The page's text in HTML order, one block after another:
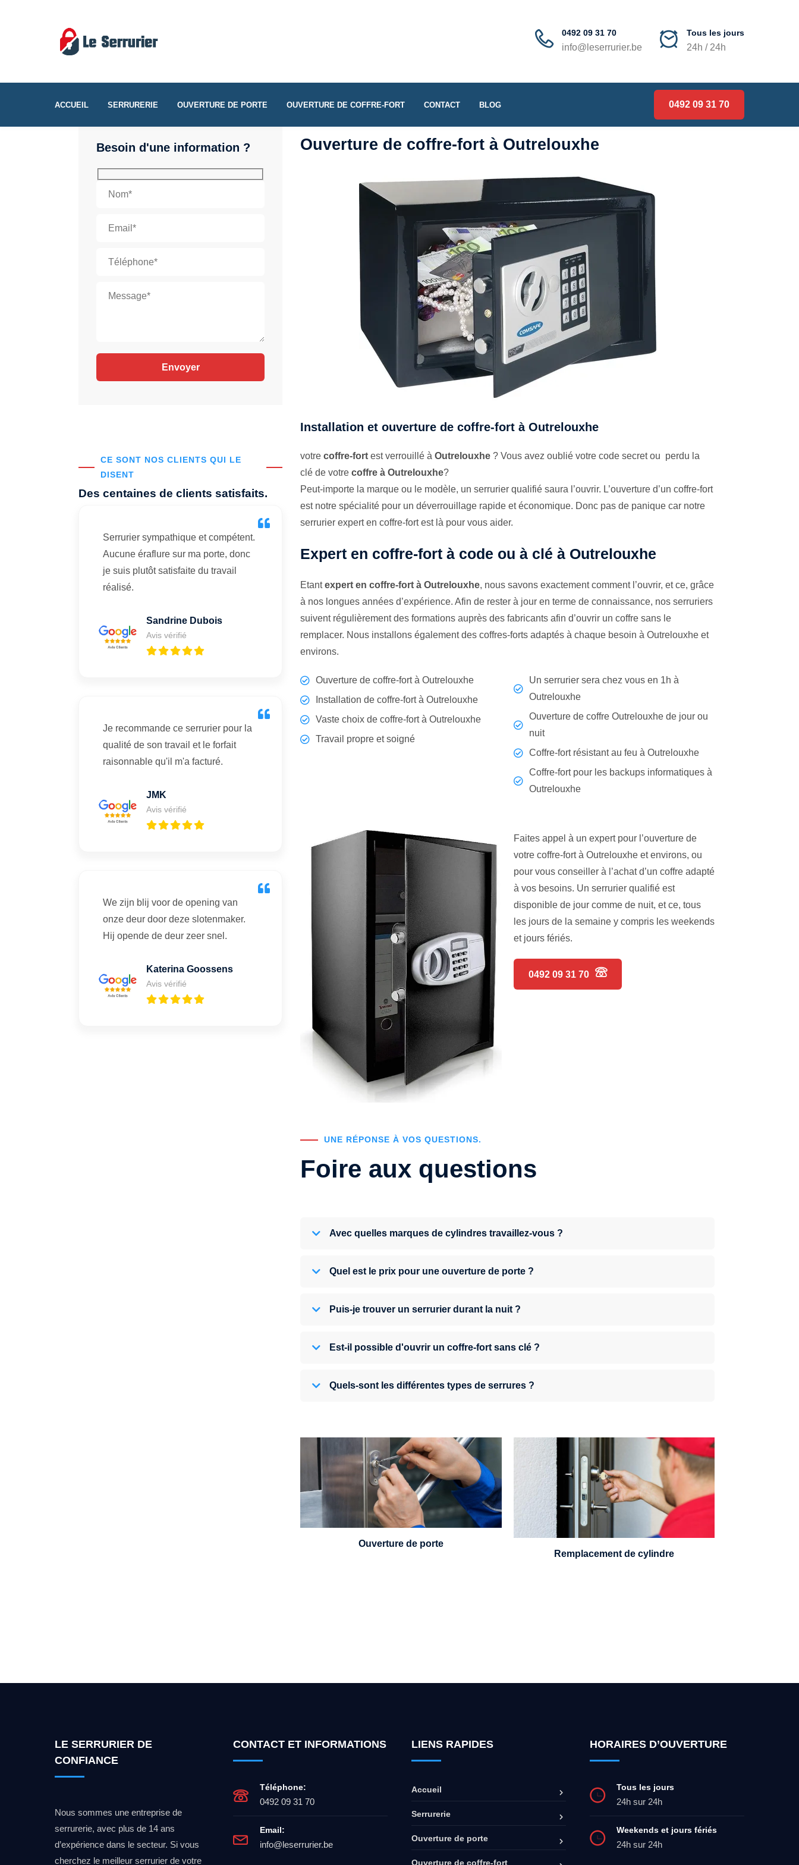
0492 09 31 70
info@leserrurier.be
Tous les jours
24h / 24h
ACCUEIL SERRURERIE OUVERTURE DE PORTE OUVERTURE DE COFFRE-FORT CONTACT BLOG 0492 09 31 70
Besoin d'une information ?
CE SONT NOS CLIENTS QUI LE
DISENT
Des centaines de clients satisfaits.
Serrurier sympathique et compétent.
Aucune éraflure sur ma porte, donc
je suis plutôt satisfaite du travail
réalisé.
Sandrine Dubois
Avis vérifié
Je recommande ce serrurier pour la
qualité de son travail et le forfait
raisonnable qu'il m'a facturé.
JMK
Avis vérifié
We zijn blij voor de opening van
onze deur door deze slotenmaker.
Hij opende de deur zeer snel.
Katerina Goossens
Avis vérifié
Ouverture de coffre-fort à Outrelouxhe
Installation et ouverture de coffre-fort à Outrelouxhe
votrecoffre-fort est verrouillé àOutrelouxhe ? Vous avez oublié votre code secret ou perdu la
clé de votrecoffre à Outrelouxhe?
Peut-importe la marque ou le modèle, un serrurier qualifié saura l’ouvrir. L’ouverture d’un coffre-fort
est notre spécialité pour un déverrouillage rapide et économique. Donc pas de panique car notre
serrurier expert en coffre-fort est là pour vous aider.
Expert en coffre-fort à code ou à clé à Outrelouxhe
Etantexpert en coffre-fort à Outrelouxhe, nous savons exactement comment l’ouvrir, et ce, grâce
à nos longues années d’expérience. Afin de rester à jour en terme de connaissance, nos serruriers
suivent régulièrement des formations auprès des fabricants afin d’ouvrir un coffre sans le
remplacer. Nous installons également des coffres-forts adaptés à chaque besoin à Outrelouxhe et
environs.
Ouverture de coffre-fort à Outrelouxhe
Installation de coffre-fort à Outrelouxhe
Vaste choix de coffre-fort à Outrelouxhe
Travail propre et soigné
Un serrurier sera chez vous en 1h à
Outrelouxhe
Ouverture de coffre Outrelouxhe de jour ou
nuit
Coffre-fort résistant au feu à Outrelouxhe
Coffre-fort pour les backups informatiques à
Outrelouxhe
Faites appel à un expert pour l’ouverture de
votre coffre-fort à Outrelouxhe et environs, ou
pour vous conseiller à l’achat d’un coffre adapté
à vos besoins. Un serrurier qualifié est
disponible de jour comme de nuit, et ce, tous
les jours de la semaine y compris les weekends
et jours fériés.
0492 09 31 70
UNE RÉPONSE À VOS QUESTIONS.
Foire aux questions
Avec quelles marques de cylindres travaillez-vous ?
Quel est le prix pour une ouverture de porte ?
Puis-je trouver un serrurier durant la nuit ?
Est-il possible d'ouvrir un coffre-fort sans clé ?
Quels-sont les différentes types de serrures ?
Vous avez perdu vos clés ou la porte s'est
refermée derrière vous ? Un serrurier est
disponible 24h/7.
Ouverture de porte
Un serrurier sera en mesure de choisir et
remplacer un cylindre standard, à 5
leviers ou à 3 leviers, Mul-T-Lock ou
encore multipoints.
Remplacement de cylindre
LE SERRURIER DE
CONFIANCE
Nous sommes une entreprise de
serrurerie, avec plus de 14 ans
d’expérience dans le secteur. Si vous
cherchez le meilleur serrurier de votre
CONTACT ET INFORMATIONS
Téléphone:
0492 09 31 70
Email:
info@leserrurier.be
LIENS RAPIDES
Accueil
Serrurerie
Ouverture de porte
Ouverture de coffre-fort
HORAIRES D’OUVERTURE
Tous les jours
24h sur 24h
Weekends et jours fériés
24h sur 24h